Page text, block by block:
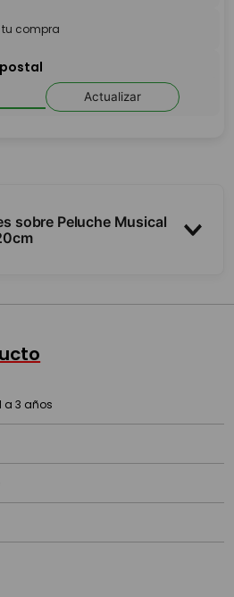
compra
Actualizar
sobre Peluche Musical
a 3 años